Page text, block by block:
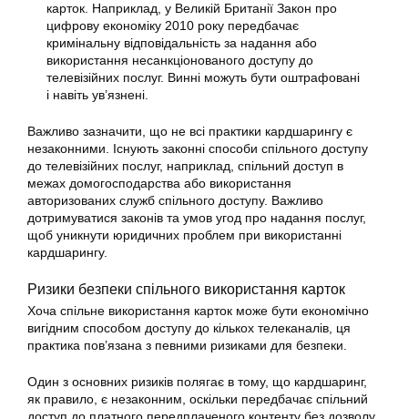
карток. Наприклад, у Великій Британії Закон про
цифрову економіку 2010 року передбачає
кримінальну відповідальність за надання або
використання несанкціонованого доступу до
телевізійних послуг. Винні можуть бути оштрафовані
і навіть ув’язнені.
Важливо зазначити, що не всі практики кардшарингу є
незаконними. Існують законні способи спільного доступу
до телевізійних послуг, наприклад, спільний доступ в
межах домогосподарства або використання
авторизованих служб спільного доступу. Важливо
дотримуватися законів та умов угод про надання послуг,
щоб уникнути юридичних проблем при використанні
кардшарингу.
Ризики безпеки спільного використання карток
Хоча спільне використання карток може бути економічно
вигідним способом доступу до кількох телеканалів, ця
практика пов’язана з певними ризиками для безпеки.
Один з основних ризиків полягає в тому, що кардшаринг,
як правило, є незаконним, оскільки передбачає спільний